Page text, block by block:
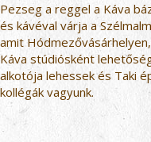
Pezseg a reggel a Káva
és kávéval várja a
amit
Káva stúdiósként
alkotója lehessek és Taki
kollégák vagyunk.